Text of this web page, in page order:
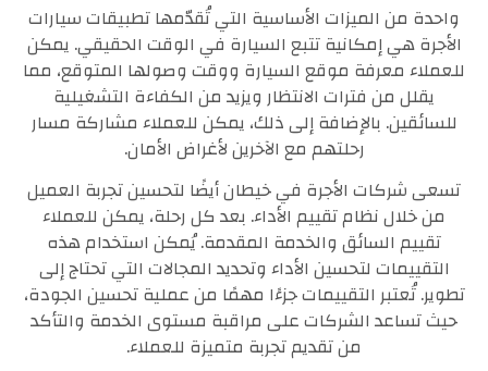
واحدة من الميزات الأساسية التي تُقدّمها تطبيقات سيارات
الأجرة هي إمكانية تتبع السيارة في الوقت الحقيقي. يمكن
للعملاء معرفة موقع السيارة ووقت وصولها المتوقع، مما
يقلل من فترات الانتظار ويزيد من الكفاءة التشغيلية
للسائقين. بالإضافة إلى ذلك، يمكن للعملاء مشاركة مسار
رحلتهم مع الآخرين لأغراض الأمان.
تسعى شركات الأجرة في خيطان أيضًا لتحسين تجربة العميل
من خلال نظام تقييم الأداء. بعد كل رحلة، يمكن للعملاء
تقييم السائق والخدمة المقدمة. يُمكن استخدام هذه
التقييمات لتحسين الأداء وتحديد المجالات التي تحتاج إلى
تطوير. تُعتبر التقييمات جزءًا مهمًا من عملية تحسين الجودة،
حيث تساعد الشركات على مراقبة مستوى الخدمة والتأكد
من تقديم تجربة متميزة للعملاء.